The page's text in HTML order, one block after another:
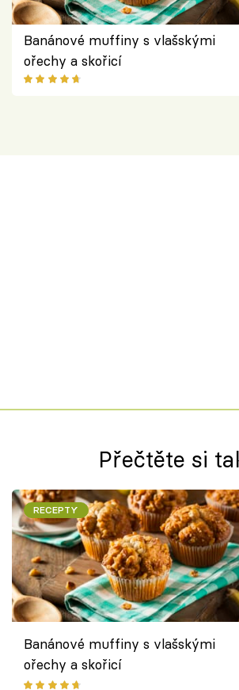
Banánové muffiny s vlašskými
ořechy a skořicí
Přečtěte si
RECEPTY
Banánové muffiny s vlašskými
ořechy a skořicí